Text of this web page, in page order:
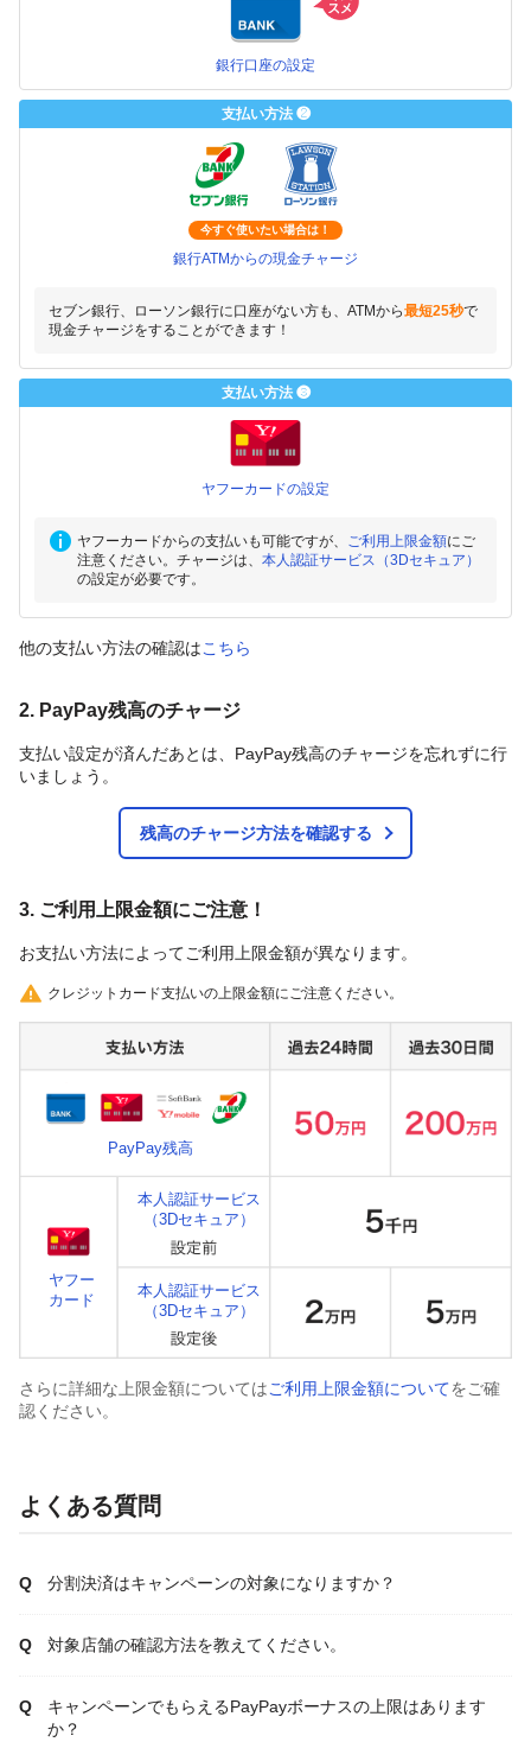
銀行口座の設定
支払い方法 ❷
今すぐ使いたい場合は！
銀行ATMからの現金チャージ
セブン銀行、ローソン銀行に口座がない方も、ATMから最短25秒で
現金チャージをすることができます！
支払い方法 ❸
ヤフーカードの設定
ヤフーカードからの支払いも可能ですが、 ご利用上限金額にご
注意ください。チャージは、 本人認証サービス（3Dセキュア）
の設定が必要です。
他の支払い方法の確認はこちら
2. PayPay残高のチャージ
支払い設定が済んだあとは、PayPay残高のチャージを忘れずに行
いましょう。
残高のチャージ方法を確認する
3. ご利用上限金額にご注意！
お支払い方法によってご利用上限金額が異なります。
クレジットカード支払いの上限金額にご注意ください。
PayPay残高
ヤフー
カード
本人認証サービス
（3Dセキュア）
本人認証サービス
（3Dセキュア）
さらに詳細な上限金額についてはご利用上限金額についてをご確
認ください。
よくある質問
分割決済はキャンペーンの対象になりますか？
対象店舗の確認方法を教えてください。
キャンペーンでもらえるPayPayボーナスの上限はあります
か？